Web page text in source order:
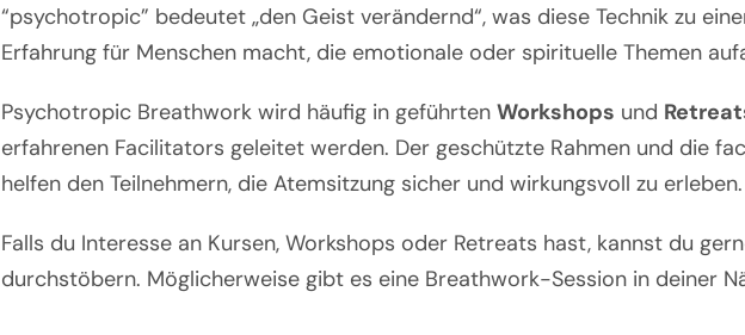
“psychotropic” bedeutet „den Geist verändernd“, was diese Technik zu
Erfahrung für Menschen macht, die emotionale oder spirituelle Themen
Psychotropic Breathwork wird häufig in geführtenWorkshops und
erfahrenen Facilitators geleitet werden. Der geschützte Rahmen und die
helfen den Teilnehmern, die Atemsitzung sicher und wirkungsvoll zu erleben.
Falls du Interesse an Kursen, Workshops oder Retreats hast, kannst du
durchstöbern. Möglicherweise gibt es eine Breathwork-Session in deiner